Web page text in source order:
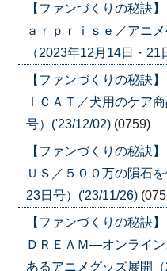
【ファンづくりの秘
ａｒｐｒｉｓｅ／アニ
（2023年12月14日・
【ファンづくりの秘
ＩＣＡＴ／犬用のケア
号）('23/12/02) (0759)
【ファンづくりの秘訣
ＵＳ／５００万の隕石
23日号）('23/11/26)
【ファンづくりの秘訣
ＤＲＥＡＭ―オンライ
あるアニメグッズ展開